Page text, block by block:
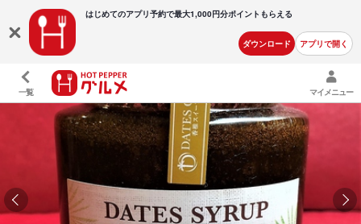
はじめてのアプリ予約で最大1,000円分ポイントもらえる
ダウンロード アプリで開く
一覧 マイメニュー